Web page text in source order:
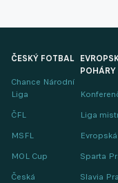
ČESKÝ FOTBAL
Chance Národní
Liga
ČFL
MSFL
MOL Cup
Česká
POHÁRY
Liga
Sparta
Slavia